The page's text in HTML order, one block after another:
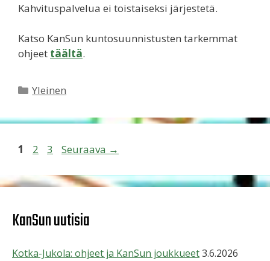
Kahvituspalvelua ei toistaiseksi järjestetä.
Katso KanSun kuntosuunnistusten tarkemmat
ohjeet täältä.
Kategoriat
Yleinen
Sivu
1 Sivu
2 Sivu
3 Seuraava →
KanSun uutisia
Kotka-Jukola: ohjeet ja KanSun joukkueet3.6.2026